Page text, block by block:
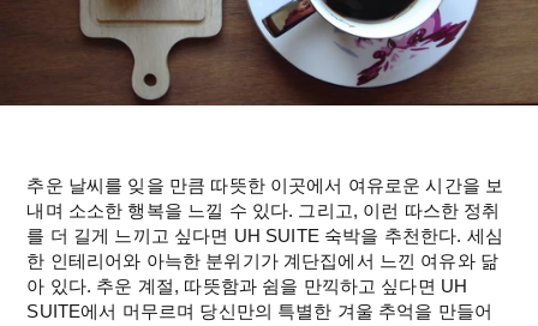
추운 날씨를 잊을 만큼 따뜻한 이곳에서 여유로운 시간을 보
내며 소소한 행복을 느낄 수 있다. 그리고, 이런 따스한 정취
를 더 길게 느끼고 싶다면 UH SUITE 숙박을 추천한다. 세심
한 인테리어와 아늑한 분위기가 계단집에서 느낀 여유와 닮
아 있다. 추운 계절, 따뜻함과 쉼을 만끽하고 싶다면 UH
SUITE에서 머무르며 당신만의 특별한 겨울 추억을 만들어